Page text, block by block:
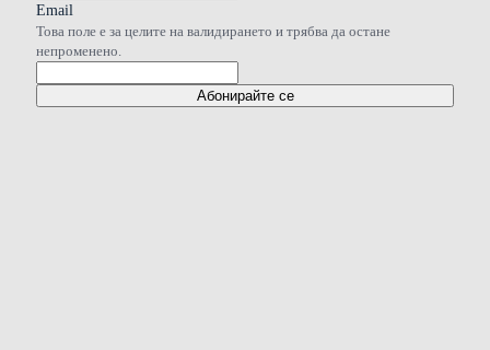
Email
Това поле е за целите на валидирането и трябва да остане
непроменено.